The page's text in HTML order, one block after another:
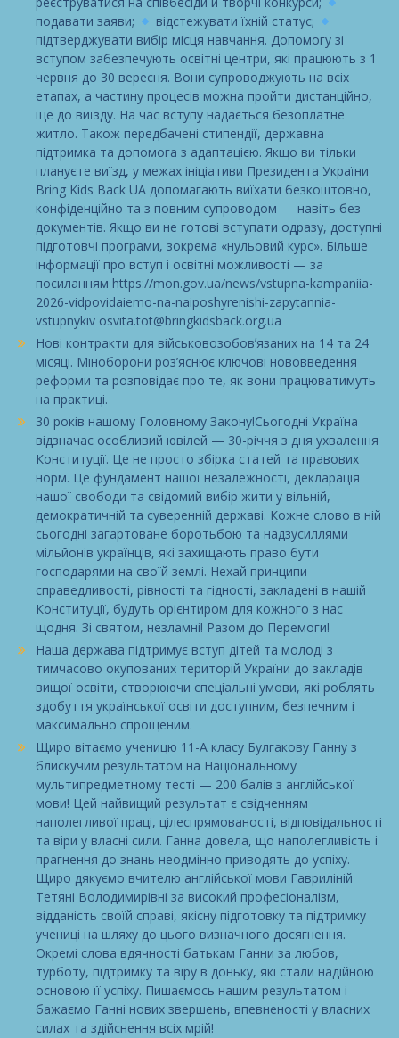
подавати заяви;
відстежувати їхній статус;
підтверджувати вибір місця навчання. Допомогу зі
вступом забезпечують освітні центри, які працюють з 1
червня до 30 вересня. Вони супроводжують на всіх
етапах, а частину процесів можна пройти дистанційно,
ще до виїзду. На час вступу надається безоплатне
житло. Також передбачені стипендії, державна
підтримка та допомога з адаптацією. Якщо ви тільки
плануєте виїзд, у межах ініціативи Президента України
Bring Kids Back UA допомагають виїхати безкоштовно,
конфіденційно та з повним супроводом — навіть без
документів. Якщо ви не готові вступати одразу, доступні
підготовчі програми, зокрема «нульовий курс». Більше
інформації про вступ і освітні можливості — за
посиланням https://mon.gov.ua/news/vstupna-kampaniia-
2026-vidpovidaiemo-na-naiposhyrenishi-zapytannia-
vstupnykiv osvita.tot@bringkidsback.org.ua
Нові контракти для військовозобовʼязаних на 14 та 24
місяці. Міноборони роз’яснює ключові нововведення
реформи та розповідає про те, як вони працюватимуть
на практиці.
30 років нашому Головному Закону!Сьогодні Україна
відзначає особливий ювілей — 30-річчя з дня ухвалення
Конституції. Це не просто збірка статей та правових
норм. Це фундамент нашої незалежності, декларація
нашої свободи та свідомий вибір жити у вільній,
демократичній та суверенній державі. Кожне слово в ній
сьогодні загартоване боротьбою та надзусиллями
мільйонів українців, які захищають право бути
господарями на своїй землі. Нехай принципи
справедливості, рівності та гідності, закладені в нашій
Конституції, будуть орієнтиром для кожного з нас
щодня. Зі святом, незламні! Разом до Перемоги!
Наша держава підтримує вступ дітей та молоді з
тимчасово окупованих територій України до закладів
вищої освіти, створюючи спеціальні умови, які роблять
здобуття української освіти доступним, безпечним і
максимально спрощеним.
Щиро вітаємо ученицю 11-А класу Булгакову Ганну з
блискучим результатом на Національному
мультипредметному тесті — 200 балів з англійської
мови! Цей найвищий результат є свідченням
наполегливої праці, цілеспрямованості, відповідальності
та віри у власні сили. Ганна довела, що наполегливість і
прагнення до знань неодмінно приводять до успіху.
Щиро дякуємо вчителю англійської мови Гавриліній
Тетяні Володимирівні за високий професіоналізм,
відданість своїй справі, якісну підготовку та підтримку
учениці на шляху до цього визначного досягнення.
Окремі слова вдячності батькам Ганни за любов,
турботу, підтримку та віру в доньку, які стали надійною
основою її успіху. Пишаємось нашим результатом і
бажаємо Ганні нових звершень, впевненості у власних
силах та здійснення всіх мрій!